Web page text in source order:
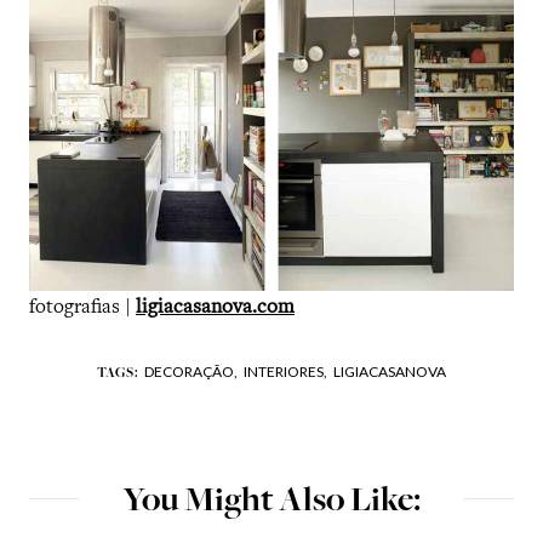
fotografias | ligiacasanova.com
TAGS: DECORAÇÃO, INTERIORES, LIGIACASANOVA
You Might Also Like: